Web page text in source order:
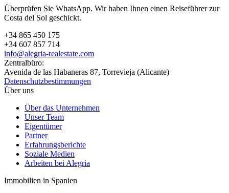
Überprüfen Sie WhatsApp. Wir haben Ihnen einen Reiseführer zur
Costa del Sol geschickt.
+34 865 450 175
+34 607 857 714
info@alegria-realestate.com
Zentralbüro:
Avenida de las Habaneras 87, Torrevieja (Alicante)
Datenschutzbestimmungen
Über uns
Über das Unternehmen
Unser Team
Eigentümer
Partner
Erfahrungsberichte
Soziale Medien
Arbeiten bei Alegria
Immobilien in Spanien